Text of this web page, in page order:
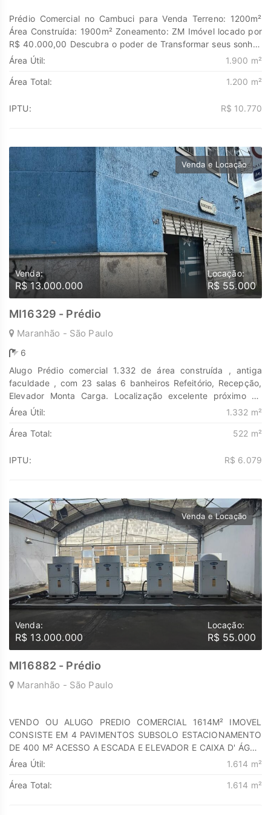
Prédio Comercial no Cambuci para Venda Terreno: 1200m²
Área Construída: 1900m² Zoneamento: ZM Imóvel locado por
R$ 40.000,00 Descubra o poder de Transformar seus sonhos
em lares e seus investimentos em oportunidades. Na Marengo
encontrar o lugar onde sua história irá brilhar.
Área Útil: 1.900 m²
Área Total: 1.200 m²
IPTU: R$ 10.770
Venda e Locação
Venda:
R$ 13.000.000
Locação:
R$ 55.000
MI16329 - Prédio
Maranhão - São Paulo
6
Alugo Prédio comercial 1.332 de área construída , antiga
faculdade , com 23 salas 6 banheiros Refeitório, Recepção,
Elevador Monta Carga. Localização excelente próximo ao
Metro Carrão , Shopping Tatuapé, rua de movimento . Agende
lares e seus investimentos em oportunidades. Na Marengo
encontrar o lugar onde sua história irá brilhar.
Área Útil: 1.332 m²
Área Total: 522 m²
IPTU: R$ 6.079
Venda e Locação
Venda:
R$ 13.000.000
Locação:
R$ 55.000
MI16882 - Prédio
Maranhão - São Paulo
VENDO OU ALUGO PREDIO COMERCIAL 1614M² IMOVEL
CONSISTE EM 4 PAVIMENTOS SUBSOLO ESTACIONAMENTO
DE 400 M² ACESSO A ESCADA E ELEVADOR E CAIXA D' ÁGUA
DE PROTEÇÃO A INCÊNDIO 1° ANDAR TÉRREO COM 400 M²
BANHEIROS FEMININO E MASCULINO ACESSO A ELEVADOR
Área Útil: 1.614 m²
Área Total: 1.614 m²